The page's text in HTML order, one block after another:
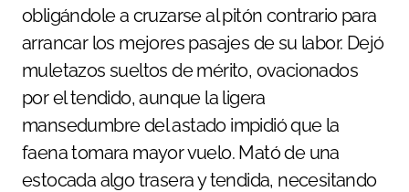
obligándole a cruzarse al pitón contrario para
arrancar los mejores pasajes de su labor. Dejó
muletazos sueltos de mérito, ovacionados
por el tendido, aunque la ligera
mansedumbre del astado impidió que la
faena tomara mayor vuelo. Mató de una
estocada algo trasera y tendida, necesitando